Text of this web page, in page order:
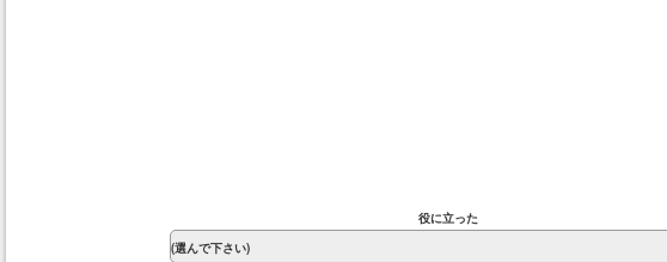
役に立った